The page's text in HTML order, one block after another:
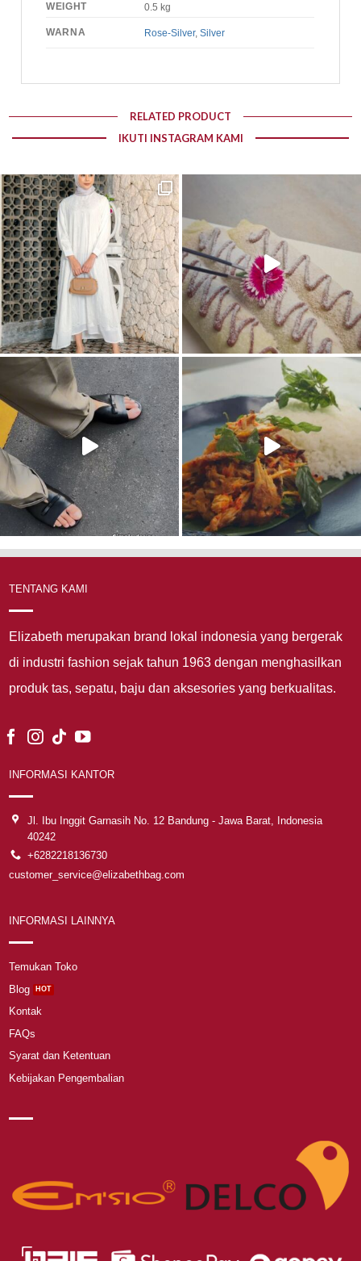
WEIGHT 0.5 kg
WARNA Rose-Silver,Silver
RELATED PRODUCT
IKUTI INSTAGRAM KAMI
TENTANG KAMI
Elizabeth merupakan brand lokal indonesia yang bergerak
di industri fashion sejak tahun 1963 dengan menghasilkan
produk tas, sepatu, baju dan aksesories yang berkualitas.
INFORMASI KANTOR
Jl. Ibu Inggit Garnasih No. 12 Bandung - Jawa Barat, Indonesia
40242
+6282218136730
customer_service@elizabethbag.com
INFORMASI LAINNYA
Temukan Toko
Blog
Kontak
FAQs
Syarat dan Ketentuan
Kebijakan Pengembalian